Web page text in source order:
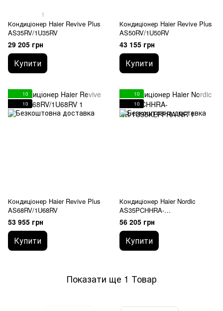
1
Кондиціонер Haier Revive Plus
AS35RV/1U35RV
29 205 грн
Купити
Кондиціонер Haier Revive Plus
AS50RV/1U50RV
43 155 грн
Купити
10
10
Кондиціонер Haier Revive Plus
AS68RV/1U68RV
53 955 грн
Купити
10
10
Кондиціонер Haier Nordic
AS35PCHHRA-
NR/1U35KEFFRA-NR
56 205 грн
Купити
Показати ще 1 Товар